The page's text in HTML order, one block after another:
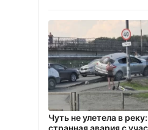
Чуть не улетела в реку: